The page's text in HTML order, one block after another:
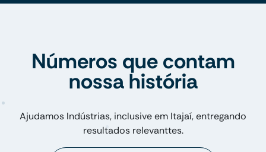
Números que contam
nossa história
Ajudamos Indústrias, inclusive em Itajaí, entregando
resultados relevanttes.